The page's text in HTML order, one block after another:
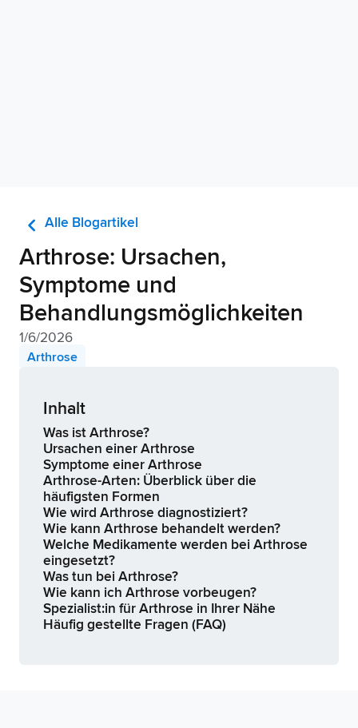
chevron_left Alle Blogartikel
Arthrose: Ursachen,
Symptome und
Behandlungsmöglichkeiten
1/6/2026
Arthrose
Inhalt
Was ist Arthrose?
‍Ursachen einer Arthrose
Symptome einer Arthrose
Arthrose-Arten: Überblick über die
häufigsten Formen
Wie wird Arthrose diagnostiziert?
Wie kann Arthrose behandelt werden?
Welche Medikamente werden bei Arthrose
eingesetzt?
Was tun bei Arthrose?
Wie kann ich Arthrose vorbeugen?
Spezialist:in für Arthrose in Ihrer Nähe
Häufig gestellte Fragen (FAQ)